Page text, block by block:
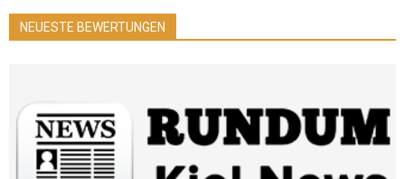
NEUESTE BEWERTUNGEN